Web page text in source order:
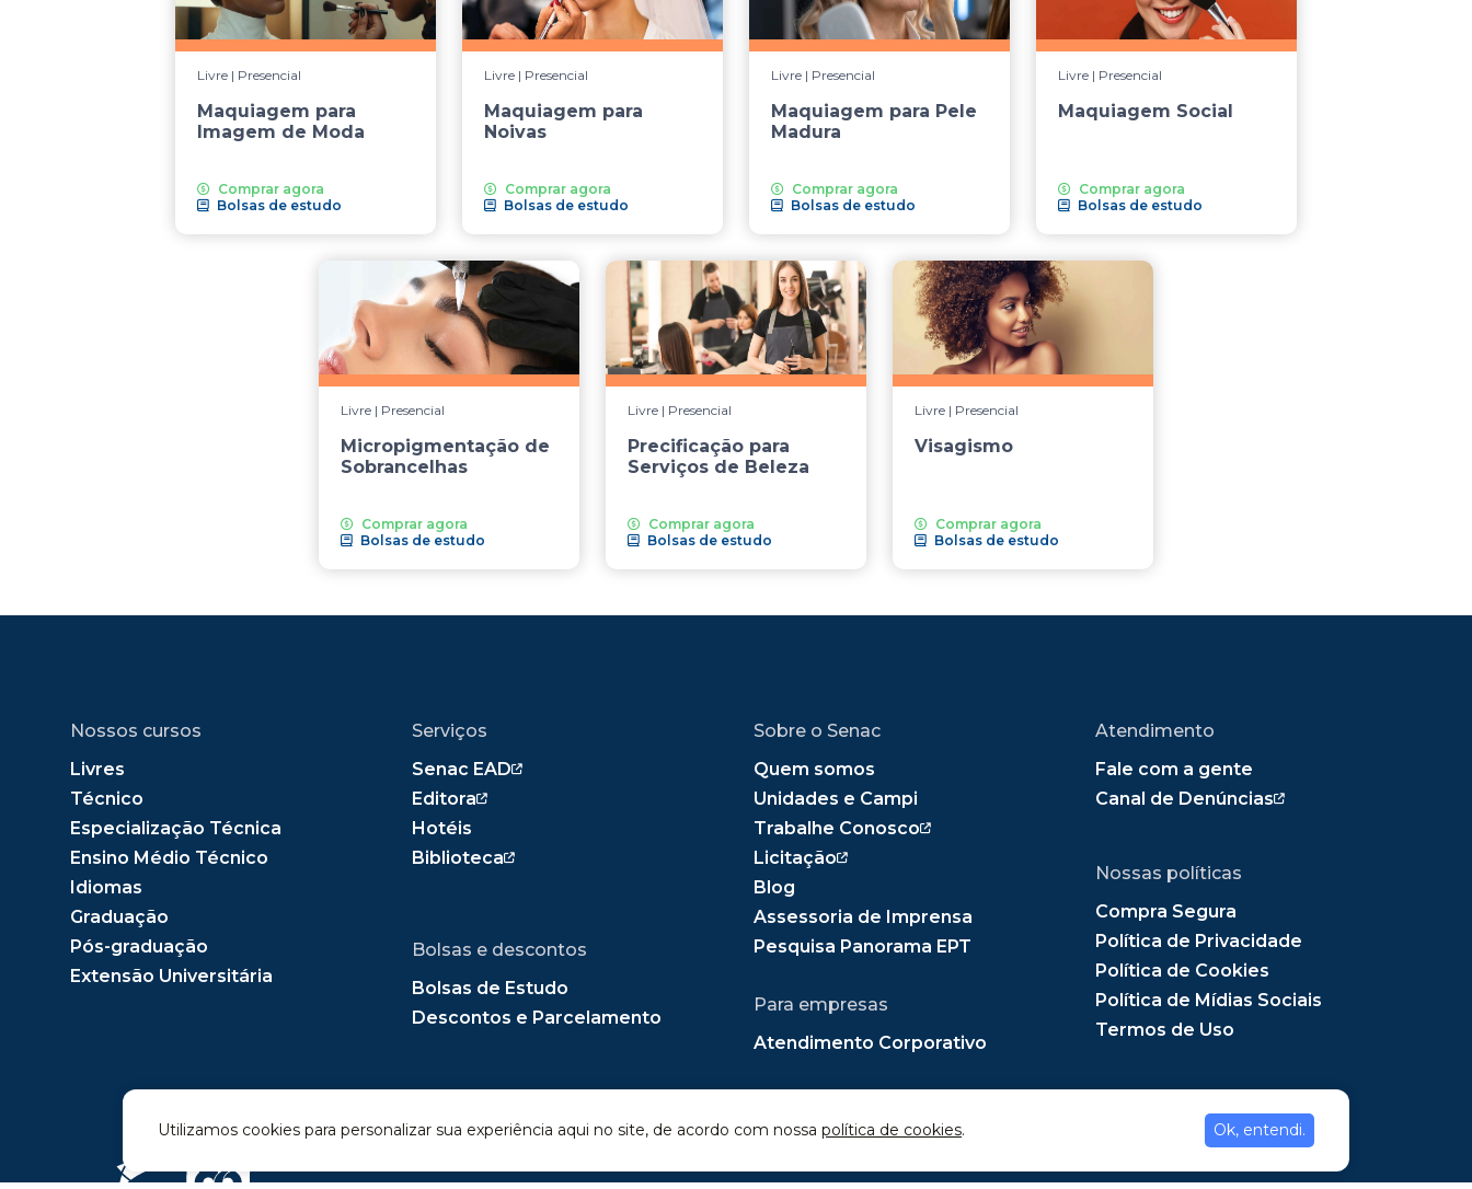
Livre | Presencial
Maquiagem para
Imagem de Moda
Comprar agora
Bolsas de estudo
Livre | Presencial
Maquiagem para
Noivas
Comprar agora
Bolsas de estudo
Livre | Presencial
Maquiagem para Pele
Madura
Comprar agora
Bolsas de estudo
Livre | Presencial
Maquiagem Social
Comprar agora
Bolsas de estudo
Livre | Presencial
Micropigmentação de
Sobrancelhas
Comprar agora
Bolsas de estudo
Livre | Presencial
Precificação para
Serviços de Beleza
Comprar agora
Bolsas de estudo
Livre | Presencial
Visagismo
Comprar agora
Bolsas de estudo
Nossos cursos
Livres
Técnico
Especialização Técnica
Ensino Médio Técnico
Idiomas
Graduação
Pós-graduação
Extensão Universitária
Serviços
Senac EAD
Editora
Hotéis
Biblioteca
Bolsas e descontos
Bolsas de Estudo
Descontos e Parcelamento
Sobre o Senac
Quem somos
Unidades e Campi
Trabalhe Conosco
Licitação
Blog
Assessoria de Imprensa
Pesquisa Panorama EPT
Para empresas
Atendimento Corporativo
Atendimento
Fale com a gente
Canal de Denúncias
Nossas políticas
Compra Segura
Política de Privacidade
Política de Cookies
Política de Mídias Sociais
Termos de Uso
Ok, entendi.
Utilizamos cookies para personalizar sua experiência aqui no site, de acordo com nossa política de cookies.